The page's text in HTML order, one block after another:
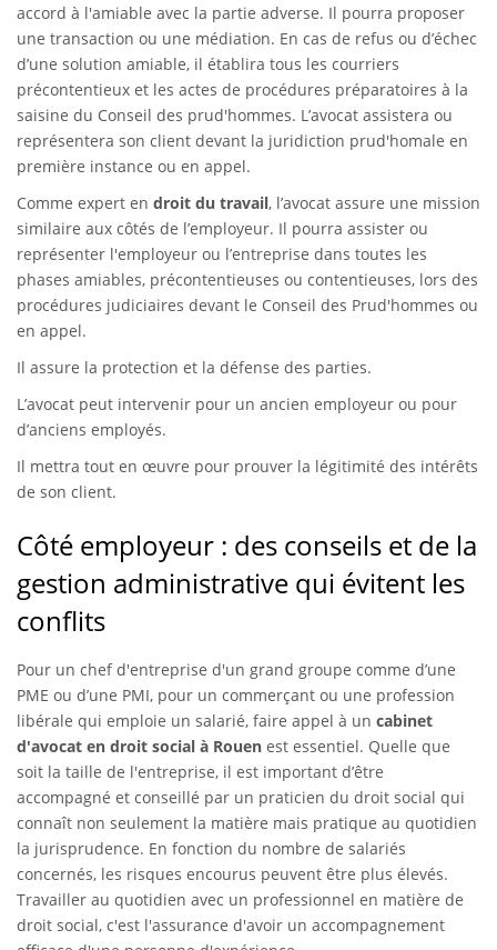
accord à l'amiable avec la partie adverse. Il pourra proposer
une transaction ou une médiation. En cas de refus ou d’échec
d’une solution amiable, il établira tous les courriers
précontentieux et les actes de procédures préparatoires à la
saisine du Conseil des prud'hommes. L’avocat assistera ou
représentera son client devant la juridiction prud'homale en
première instance ou en appel.
Comme expert en droit du travail, l’avocat assure une mission
similaire aux côtés de l’employeur. Il pourra assister ou
représenter l'employeur ou l’entreprise dans toutes les
phases amiables, précontentieuses ou contentieuses, lors des
procédures judiciaires devant le Conseil des Prud'hommes ou
en appel.
Il assure la protection et la défense des parties.
L’avocat peut intervenir pour un ancien employeur ou pour
d’anciens employés.
Il mettra tout en œuvre pour prouver la légitimité des intérêts
de son client.
Côté employeur : des conseils et de la
gestion administrative qui évitent les
conflits
Pour un chef d'entreprise d'un grand groupe comme d’une
PME ou d’une PMI, pour un commerçant ou une profession
libérale qui emploie un salarié, faire appel à un cabinet
d'avocat en droit social à Rouen est essentiel. Quelle que
soit la taille de l'entreprise, il est important d’être
accompagné et conseillé par un praticien du droit social qui
connaît non seulement la matière mais pratique au quotidien
la jurisprudence. En fonction du nombre de salariés
concernés, les risques encourus peuvent être plus élevés.
Travailler au quotidien avec un professionnel en matière de
droit social, c'est l'assurance d'avoir un accompagnement